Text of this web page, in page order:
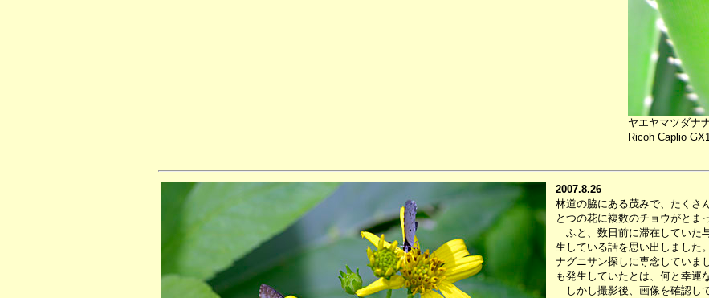
ヤエヤマツダナ
Ricoh Caplio
2007.8.26
林道の脇にある茂みで、たくさ
とつの花に複数のチョウがとま
ふと、数日前に滞在していた
生している話を思い出しました
ナグニサン探しに専念していま
も発生していたとは、何と幸運
しかし撮影後、画像を確認し